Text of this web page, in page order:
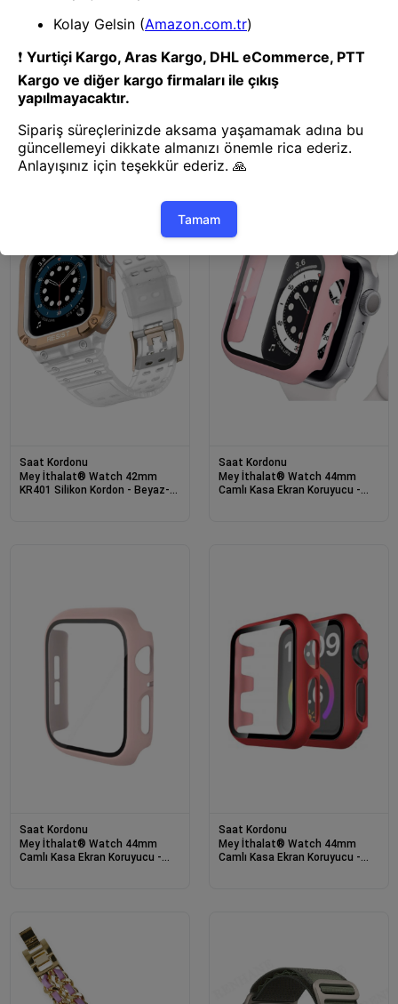
Saat Kordonu
Mey İthalat® Watch 38mm
Star Kordon - Benekli Lacivert
Star Kordon - Benekli Siyah
Saat Kordonu
Mey İthalat® Watch 42mm
KR401 Silikon Kordon - Beyaz-
Saat Kordonu
Mey İthalat® Watch 44mm
Camlı Kasa Ekran Koruyucu -
Saat Kordonu
Mey İthalat® Watch 44mm
Camlı Kasa Ekran Koruyucu -
Saat Kordonu
Mey İthalat® Watch 44mm
Camlı Kasa Ekran Koruyucu -